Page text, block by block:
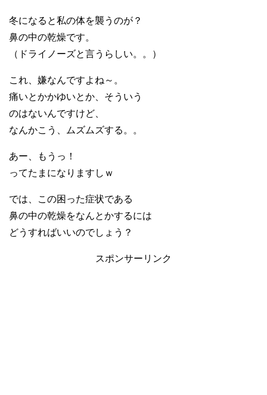
冬になると私の体を襲うのが？
鼻の中の乾燥です。
（ドライノーズと言うらしい。。）
これ、嫌なんですよね～。
痛いとかかゆいとか、そういう
のはないんですけど、
なんかこう、ムズムズする。。
あー、もうっ！
ってたまになりますしｗ
では、この困った症状である
鼻の中の乾燥をなんとかするには
どうすればいいのでしょう？
スポンサーリンク